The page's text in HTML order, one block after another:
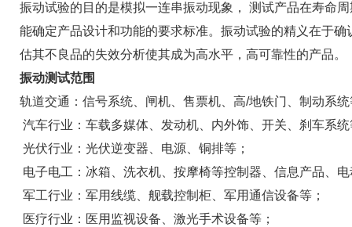
振动试验的目的是模拟一连串振动现象， 测试产品在寿命
能确定产品设计和功能的要求标准。振动试验的精义在于
估其不良品的失效分析使其成为高水平，高可靠性的产品。
振动测试范围
轨道交通：信号系统、闸机、售票机、高/地铁门、制动系
汽车行业：车载多媒体、发动机、内外饰、开关、刹车系
光伏行业：光伏逆变器、电源、铜排等；
电子电工：冰箱、洗衣机、按摩椅等控制器、信息产品、
军工行业：军用线缆、舰载控制柜、军用通信设备等；
医疗行业：医用监视设备、激光手术设备等；